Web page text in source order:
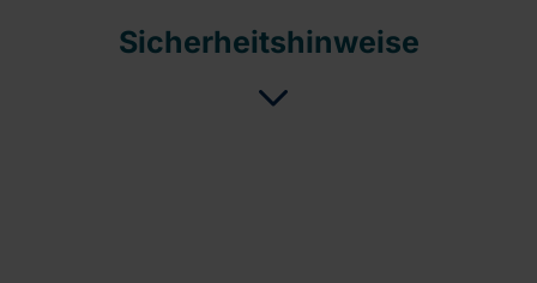
Sicherheitshinweise